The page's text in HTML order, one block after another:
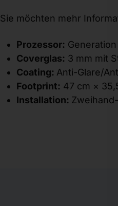
Sie möchten mehr
Prozessor: Generation
Coverglas: 3 mm mit
Coating: Anti-Glare/
Footprint: 47 cm ×
Installation: